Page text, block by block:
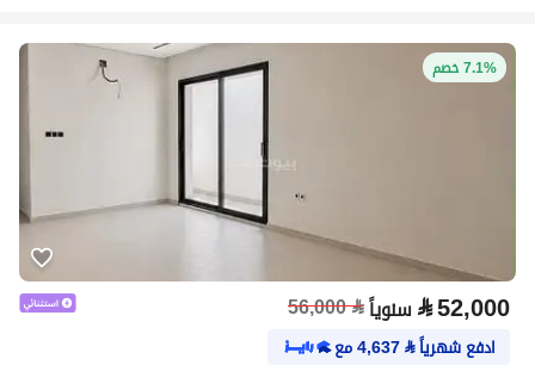
7.1% خصم
⃁52,000 سنوياً⃁
56,000
ادفع شهرياً⃁
4,637مع